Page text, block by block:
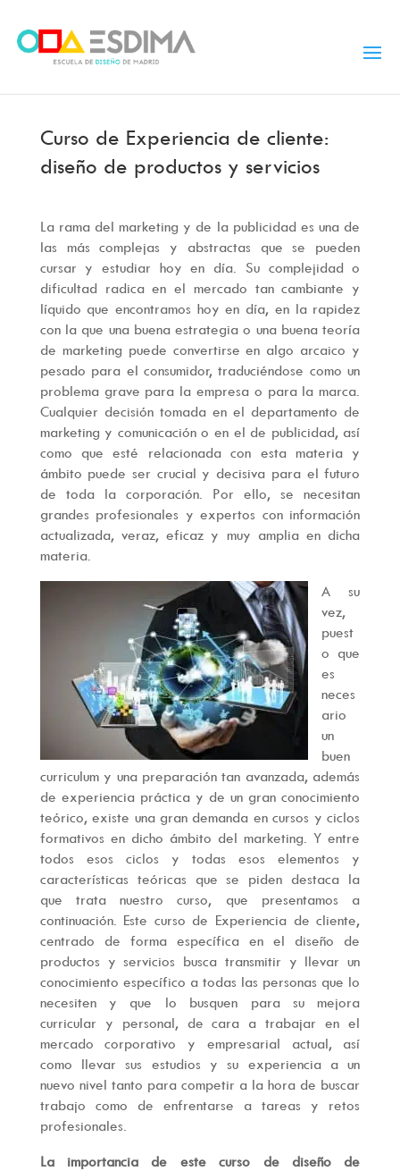
Curso de Experiencia de cliente:
diseño de productos y servicios
La rama del marketing y de la publicidad es una de
las más complejas y abstractas que se pueden
cursar y estudiar hoy en día. Su complejidad o
dificultad radica en el mercado tan cambiante y
líquido que encontramos hoy en día, en la rapidez
con la que una buena estrategia o una buena teoría
de marketing puede convertirse en algo arcaico y
pesado para el consumidor, traduciéndose como un
problema grave para la empresa o para la marca.
Cualquier decisión tomada en el departamento de
marketing y comunicación o en el de publicidad, así
como que esté relacionada con esta materia y
ámbito puede ser crucial y decisiva para el futuro
de toda la corporación. Por ello, se necesitan
grandes profesionales y expertos con información
actualizada, veraz, eficaz y muy amplia en dicha
materia.
A su
vez,
puest
o que
es
neces
ario
un
buen
curriculum y una preparación tan avanzada, además
de experiencia práctica y de un gran conocimiento
teórico, existe una gran demanda en cursos y ciclos
formativos en dicho ámbito del marketing. Y entre
todos esos ciclos y todas esos elementos y
características teóricas que se piden destaca la
que trata nuestro curso, que presentamos a
continuación. Este curso de Experiencia de cliente,
centrado de forma específica en el diseño de
productos y servicios busca transmitir y llevar un
conocimiento específico a todas las personas que lo
necesiten y que lo busquen para su mejora
curricular y personal, de cara a trabajar en el
mercado corporativo y empresarial actual, así
como llevar sus estudios y su experiencia a un
nuevo nivel tanto para competir a la hora de buscar
trabajo como de enfrentarse a tareas y retos
profesionales.
La importancia de este curso de diseño de